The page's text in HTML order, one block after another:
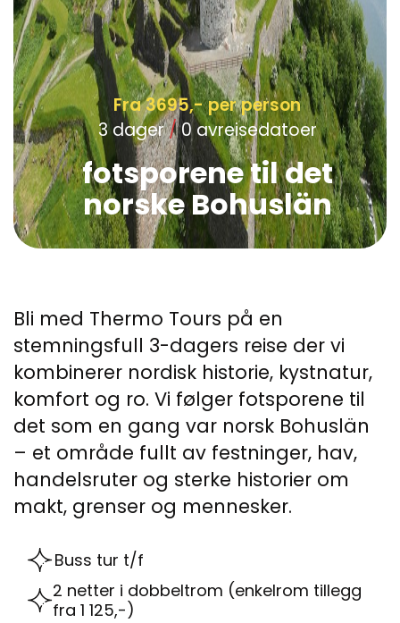
Fra 3695,- per person
3 dager/ 0 avreisedatoer
fotsporene til det
norske Bohuslän
Bli med Thermo Tours på en
stemningsfull 3-dagers reise der vi
kombinerer nordisk historie, kystnatur,
komfort og ro. Vi følger fotsporene til
det som en gang var norsk Bohuslän
– et område fullt av festninger, hav,
handelsruter og sterke historier om
makt, grenser og mennesker.
Buss tur t/f
2 netter i dobbeltrom (enkelrom tillegg
fra 1 125,-)